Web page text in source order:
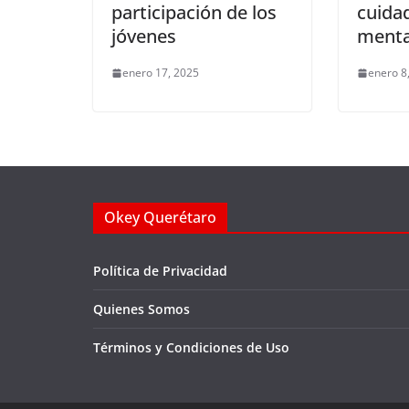
participación de los
jóvenes
enero 17, 2025 enero
Okey Querétaro
Política de Privacidad
Quienes Somos
Términos y Condiciones de Uso